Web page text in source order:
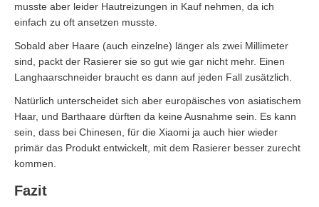
musste aber leider Hautreizungen in Kauf nehmen, da ich
einfach zu oft ansetzen musste.
Sobald aber Haare (auch einzelne) länger als zwei Millimeter
sind, packt der Rasierer sie so gut wie gar nicht mehr. Einen
Langhaarschneider braucht es dann auf jeden Fall zusätzlich.
Natürlich unterscheidet sich aber europäisches von asiatischem
Haar, und Barthaare dürften da keine Ausnahme sein. Es kann
sein, dass bei Chinesen, für die Xiaomi ja auch hier wieder
primär das Produkt entwickelt, mit dem Rasierer besser zurecht
kommen.
Fazit